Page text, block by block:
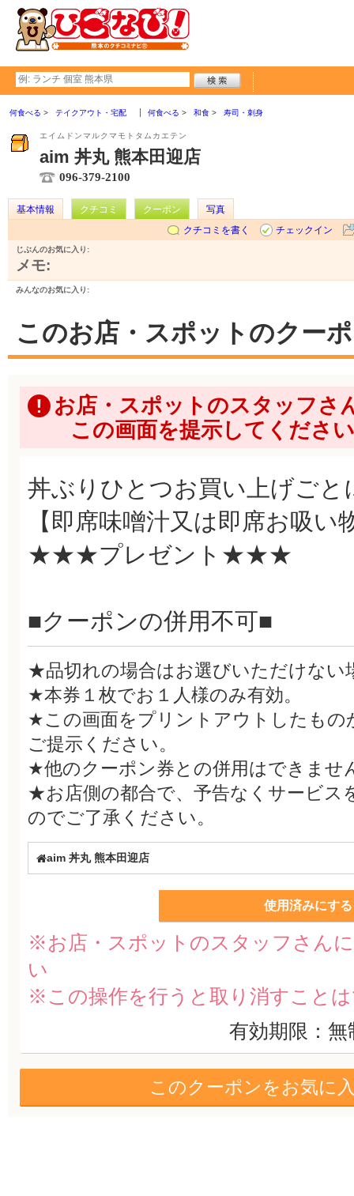
何食べる テイクアウト・宅配 何食べる 和食 寿司・刺身
エイムドンマルクマモトタムカエテン
aim 丼丸 熊本田迎店
096-379-2100
基本情報 クチコミ クーポン
写真
クチコミを書く
チェックイン
じぶんのお気に入り:
メモ:
みんなのお気に入り:
このお店・スポットのクー
お店・スポットのスタッフさ
この画面を提示してください
丼ぶりひとつお買い上げごと
【即席味噌汁又は即席お吸い
★★★プレゼント★★★
■クーポンの併用不可■
★品切れの場合はお選びいただけない
★本券１枚でお１人様のみ有効。
★この画面をプリントアウトしたもの
ご提示ください。
★他のクーポン券との併用はできませ
★お店側の都合で、予告なくサービス
のでご了承ください。
aim 丼丸 熊本田迎店
使用済みにする
※お店・スポットのスタッフさん
い
※この操作を行うと取り消すこと
有効期限：無
このクーポンをお気に